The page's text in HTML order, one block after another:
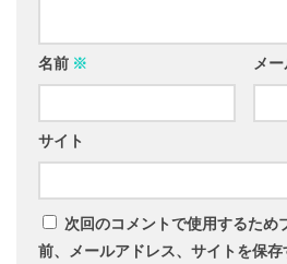
名前 ※ メ
サイト
次回のコメントで使用するため
前、メールアドレス、サイトを保存